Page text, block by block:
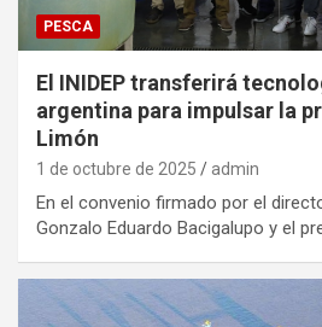
PESCA
El INIDEP transferirá
argentina para impulsar la
Limón
1 de octubre de 2025 admin
En el convenio firmado por el
Gonzalo Eduardo Bacigalupo y el